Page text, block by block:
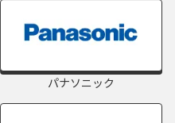
パナソニック